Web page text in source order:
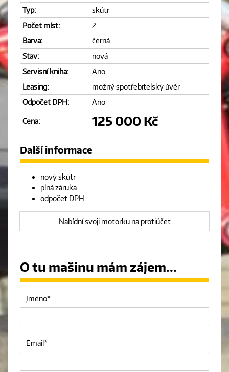
Typ:
skútr
Počet míst:
2
Barva:
černá
Stav:
nová
Servisní kniha:
Ano
Leasing:
možný spotřebitelský úvěr
Odpočet DPH:
Ano
Cena: 125 000 Kč
Další informace
nový skútr
plná záruka
odpočet DPH
Nabídní svoji motorku na protiúčet
O tu mašinu mám zájem...
Jméno
Email